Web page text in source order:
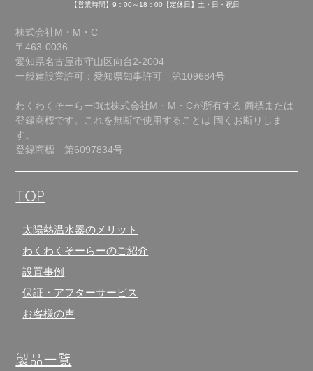
【営業時間】9：00～18：00【定休日】土・日・祝日
株式会社M・M・C
〒463-0036
愛知県名古屋市守山区向台2-2004
一般建設業許可：愛知県知事許可 第109684号
わくわくそーらー®は株式会社M・M・Cが所有する 商標または
登録商標です。これを無断で使用することは 固くお断りしま
す。
登録商標 第6097834号
TOP
太陽熱温水器のメリット
わくわくそーらーのご紹介
設置事例
保証・アフターサービス
お客様の声
製品一覧